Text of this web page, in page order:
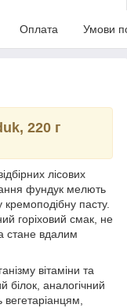
Оплата Умови
220 г
лісових
фундук мелють
пасту.
горіховий смак, не
стане вдалим
вітаміни та
білок, аналогічний